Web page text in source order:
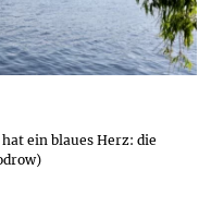
ein blaues Herz: die